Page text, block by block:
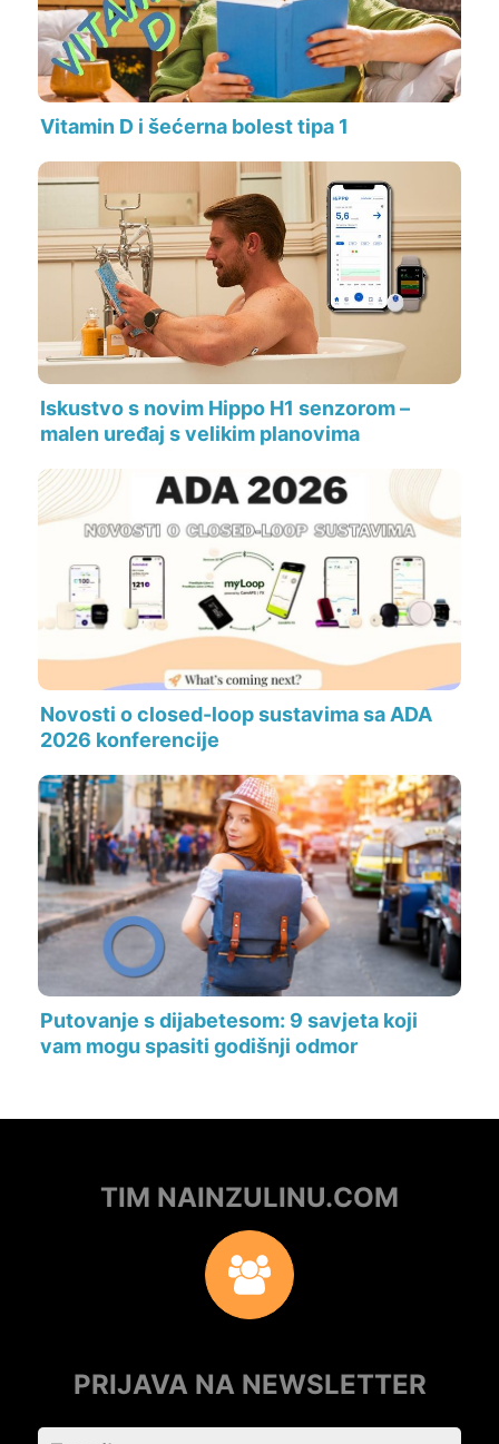
Vitamin D i šećerna bolest tipa 1
Iskustvo s novim Hippo H1 senzorom –
malen uređaj s velikim planovima
Novosti o closed-loop sustavima sa ADA
2026 konferencije
Putovanje s dijabetesom: 9 savjeta koji
vam mogu spasiti godišnji odmor
TIM NAINZULINU.COM
PRIJAVA NA NEWSLETTER